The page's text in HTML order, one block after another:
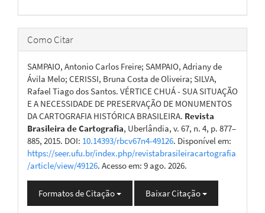
Como Citar
SAMPAIO, Antonio Carlos Freire; SAMPAIO, Adriany de
Ávila Melo; CERISSI, Bruna Costa de Oliveira; SILVA,
Rafael Tiago dos Santos. VÉRTICE CHUÁ - SUA SITUAÇÃO
E A NECESSIDADE DE PRESERVAÇÃO DE MONUMENTOS
DA CARTOGRAFIA HISTÓRICA BRASILEIRA. Revista
Brasileira de Cartografia, Uberlândia, v. 67, n. 4, p. 877–
885, 2015. DOI: 10.14393/rbcv67n4-49126. Disponível em:
https://seer.ufu.br/index.php/revistabrasileiracartografia
/article/view/49126. Acesso em: 9 ago. 2026.
Formatos de Citação Baixar Citação